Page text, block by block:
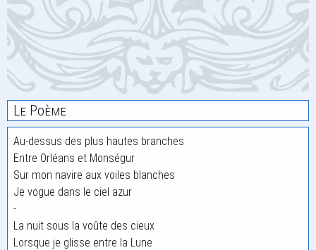
Le Poème
Au-dessus des plus hautes branches
Entre Orléans et Monségur
Sur mon navire aux voiles blanches
Je vogue dans le ciel azur
-
La nuit sous la voûte des cieux
Lorsque je glisse entre la Lune